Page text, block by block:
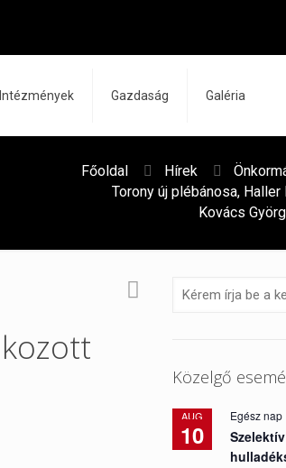
Intézmények Gazdaság Galéria
Főoldal Hírek
Torony új plébánosa,
Kovács
Közelgő
AUG
10
Egész nap
Szelektív